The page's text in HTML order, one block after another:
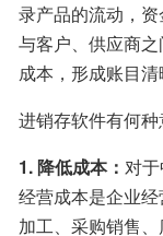
录产品的流动，资
与客户、供应商
成本，形成账目清
进销存软件有何种
1. 降低成本： 对
经营成本是企业
加工、采购销售